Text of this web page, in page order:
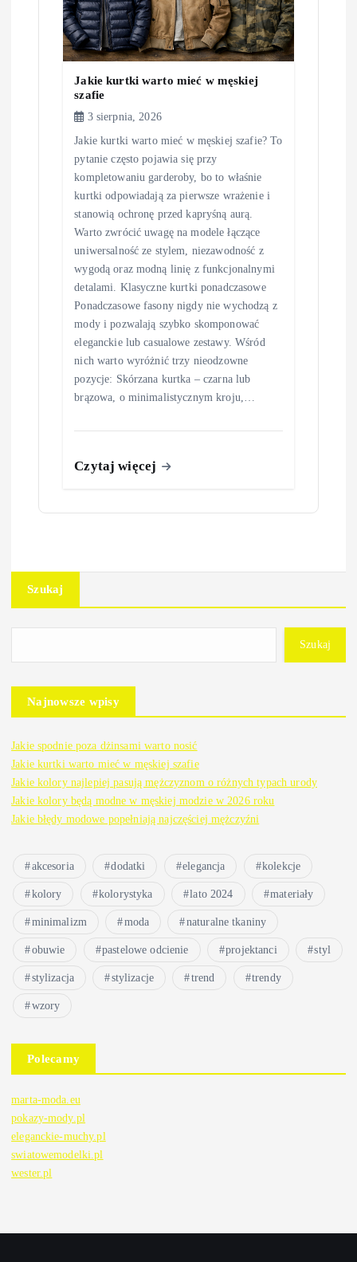
Jakie kurtki warto mieć w męskiej
szafie
3 sierpnia, 2026
Jakie kurtki warto mieć w męskiej szafie? To
pytanie często pojawia się przy
kompletowaniu garderoby, bo to właśnie
kurtki odpowiadają za pierwsze wrażenie i
stanowią ochronę przed kapryśną aurą.
Warto zwrócić uwagę na modele łączące
uniwersalność ze stylem, niezawodność z
wygodą oraz modną linię z funkcjonalnymi
detalami. Klasyczne kurtki ponadczasowe
Ponadczasowe fasony nigdy nie wychodzą z
mody i pozwalają szybko skomponować
eleganckie lub casualowe zestawy. Wśród
nich warto wyróżnić trzy nieodzowne
pozycje: Skórzana kurtka – czarna lub
brązowa, o minimalistycznym kroju,…
Czytaj więcej
Szukaj
Szukaj
Najnowsze wpisy
Jakie spodnie poza dżinsami warto nosić
Jakie kurtki warto mieć w męskiej szafie
Jakie kolory najlepiej pasują mężczyznom o różnych typach urody
Jakie kolory będą modne w męskiej modzie w 2026 roku
Jakie błędy modowe popełniają najczęściej mężczyźni
akcesoria dodatki elegancja kolekcje
kolory kolorystyka lato 2024 materiały
minimalizm moda naturalne tkaniny
obuwie pastelowe odcienie projektanci styl
stylizacja stylizacje trend trendy
wzory
Polecamy
marta-moda.eu
pokazy-mody.pl
eleganckie-muchy.pl
swiatowemodelki.pl
wester.pl